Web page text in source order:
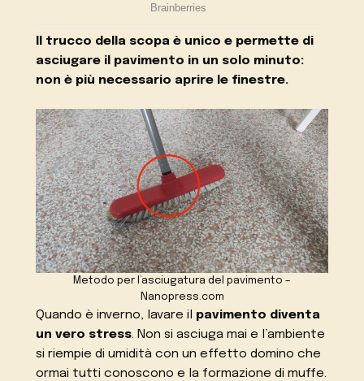
Il trucco della scopa è unico e permette di
asciugare il pavimento in un solo minuto:
non è più necessario aprire le finestre.
Metodo per l’asciugatura del pavimento –
Nanopress.com
Quando è inverno, lavare il pavimento diventa
un vero stress. Non si asciuga mai e l’ambiente
si riempie di umidità con un effetto domino che
ormai tutti conoscono e la formazione di muffe.